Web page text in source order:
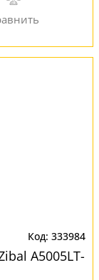
333984
A5005LT-